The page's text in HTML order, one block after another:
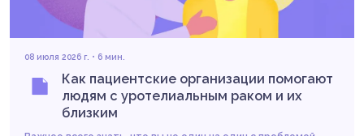
08 июля 2026 г. • 6 мин.
Как пациентские организации помогают
людям с уротелиальным раком и их
близким